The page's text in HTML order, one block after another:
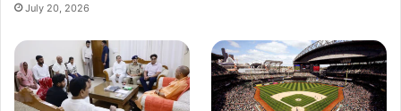
July 20, 2026